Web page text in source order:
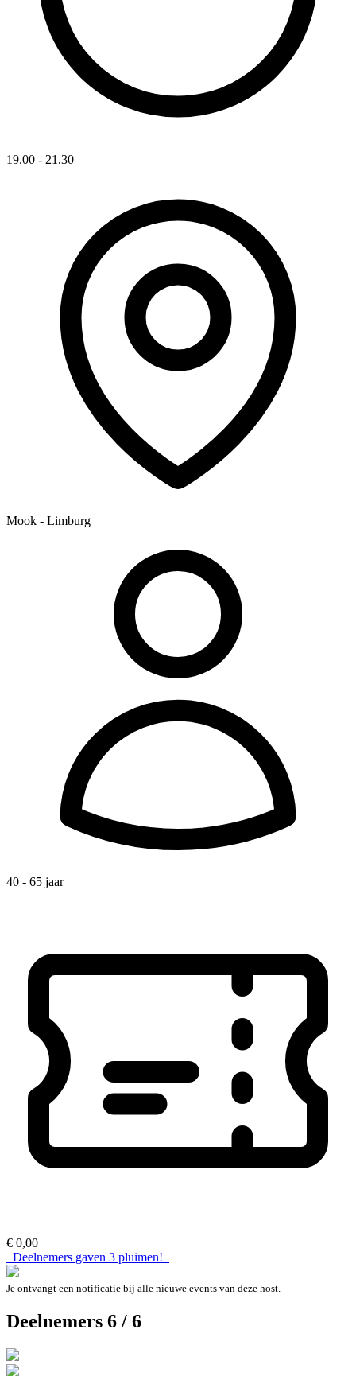
19.00 - 21.30
Mook - Limburg
40 - 65 jaar
€ 0,00
Deelnemers gaven 3 pluimen!
Je ontvangt een notificatie bij alle nieuwe events van deze host.
Deelnemers 6 / 6